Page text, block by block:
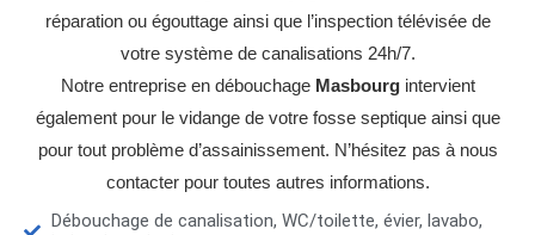
réparation ou égouttage ainsi que l’inspection télévisée de
votre système de canalisations 24h/7.
Notre entreprise en débouchage Masbourgintervient
également pour le vidange de votre fosse septique ainsi que
pour tout problème d’assainissement. N’hésitez pas à nous
contacter pour toutes autres informations.
Débouchage de canalisation, WC/toilette, évier, lavabo,